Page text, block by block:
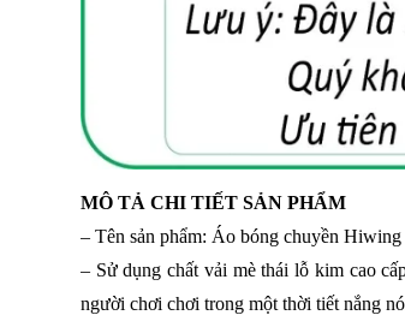
MÔ TẢ CHI TIẾT SẢN PHẨM
– Tên sản phẩm: Áo bóng chuyền Hiwing
– Sử dụng chất vải mè thái lỗ kim cao
người chơi chơi trong một thời tiết nắng